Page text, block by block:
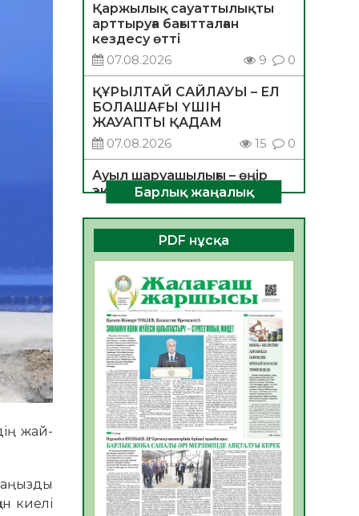
жай-
киелі
Қаржылық сауаттылықты
арттыруға бағытталған
кездесу өтті
07.08.2026
9 0
ҚҰРЫЛТАЙ САЙЛАУЫ – ЕЛ
БОЛАШАҒЫ ҮШІН
ЖАУАПТЫ ҚАДАМ
07.08.2026
15 0
Ауыл шаруашылығы – өңір
экономикасының негізгі
тірегі
06.08.2026
26 0
ҚОҒАМДЫҚ БЕЛСЕНДІЛІК –
ЕЛ ДАМУЫНЫҢ НЕГІЗІ
06.08.2026
24
ҚҰРЫЛТАЙ САЙЛАУЫ –
БОЛАШАҚҚА БАСТАР
ЖАУАПТЫ ТАҢДАУ
06.08.2026
27
Инфекциялық ауруларға
қарсы иммундау
жұмыстарының тиімділігі
06.08.2026
28
Көкжөтел ауруы туралы
Барлық жаңалық
PDF нұсқа